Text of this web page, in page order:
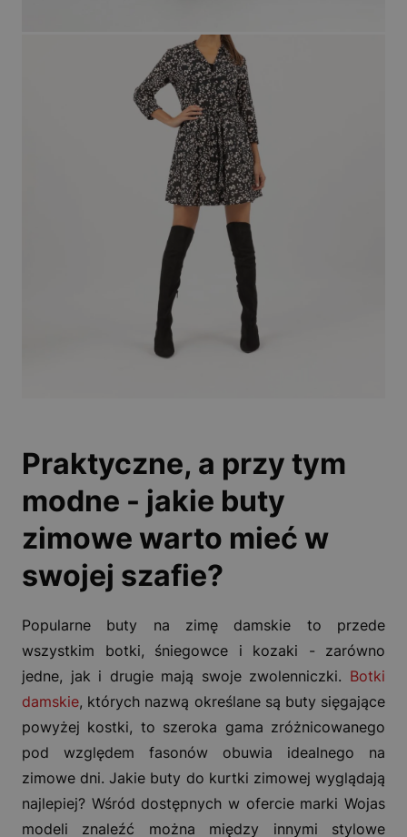
Praktyczne, a przy tym
modne - jakie buty
zimowe warto mieć w
swojej szafie?
Popularne buty na zimę damskie to przede
wszystkim botki, śniegowce i kozaki - zarówno
jedne, jak i drugie mają swoje zwolenniczki. Botki
damskie, których nazwą określane są buty sięgające
powyżej kostki, to szeroka gama zróżnicowanego
pod względem fasonów obuwia idealnego na
zimowe dni. Jakie buty do kurtki zimowej wyglądają
najlepiej? Wśród dostępnych w ofercie marki Wojas
modeli znaleźć można między innymi stylowe